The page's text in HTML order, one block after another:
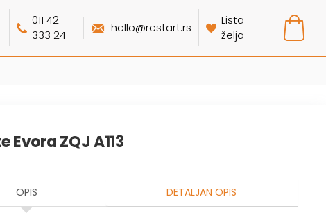
011 42
333 24
hello@restart.rs
Lista
želja
Evora ZQJ A113
OPIS DETALJAN OPIS